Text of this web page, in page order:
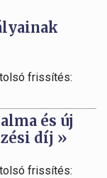
frissítés:
és új
díj »
frissítés: